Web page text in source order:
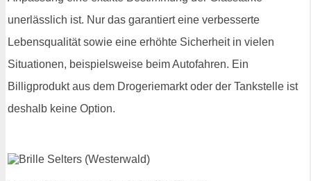
unerlässlich ist. Nur das garantiert eine verbesserte
Lebensqualität sowie eine erhöhte Sicherheit in vielen
Situationen, beispielsweise beim Autofahren. Ein
Billigprodukt aus dem Drogeriemarkt oder der Tankstelle ist
deshalb keine Option.